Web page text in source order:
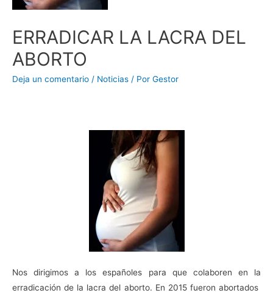
ERRADICAR LA LACRA DEL
ABORTO
Deja un comentario / Noticias / Por Gestor
Nos dirigimos a los españoles para que colaboren en la
erradicación de la lacra del aborto. En 2015 fueron abortados